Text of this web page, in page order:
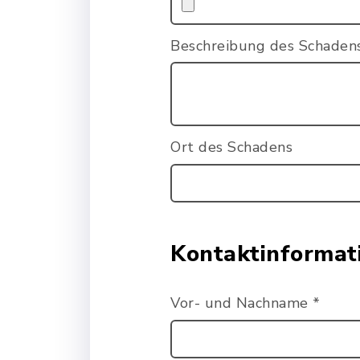
Beschreibung des
Ort des Schadens
Vor- und Nachname *